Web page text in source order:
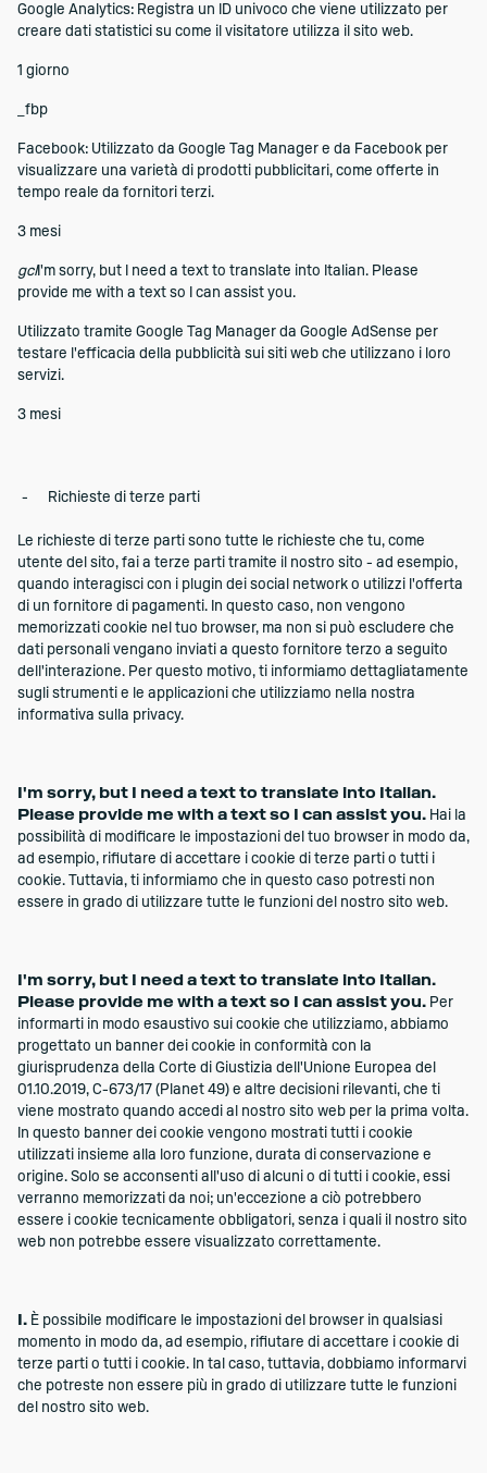
Google Analytics: Registra un ID univoco che viene utilizzato per
creare dati statistici su come il visitatore utilizza il sito web.
1 giorno
_fbp
Facebook: Utilizzato da Google Tag Manager e da Facebook per
visualizzare una varietà di prodotti pubblicitari, come offerte in
tempo reale da fornitori terzi.
3 mesi
gclI'm sorry, but I need a text to translate into Italian. Please
provide me with a text so I can assist you.
Utilizzato tramite Google Tag Manager da Google AdSense per
testare l'efficacia della pubblicità sui siti web che utilizzano i loro
servizi.
3 mesi
Richieste di terze parti
Le richieste di terze parti sono tutte le richieste che tu, come
utente del sito, fai a terze parti tramite il nostro sito - ad esempio,
quando interagisci con i plugin dei social network o utilizzi l'offerta
di un fornitore di pagamenti. In questo caso, non vengono
memorizzati cookie nel tuo browser, ma non si può escludere che
dati personali vengano inviati a questo fornitore terzo a seguito
dell'interazione. Per questo motivo, ti informiamo dettagliatamente
sugli strumenti e le applicazioni che utilizziamo nella nostra
informativa sulla privacy.
I'm sorry, but I need a text to translate into Italian.
Please provide me with a text so I can assist you. Hai la
possibilità di modificare le impostazioni del tuo browser in modo da,
ad esempio, rifiutare di accettare i cookie di terze parti o tutti i
cookie. Tuttavia, ti informiamo che in questo caso potresti non
essere in grado di utilizzare tutte le funzioni del nostro sito web.
I'm sorry, but I need a text to translate into Italian.
Please provide me with a text so I can assist you. Per
informarti in modo esaustivo sui cookie che utilizziamo, abbiamo
progettato un banner dei cookie in conformità con la
giurisprudenza della Corte di Giustizia dell'Unione Europea del
01.10.2019, C-673/17 (Planet 49) e altre decisioni rilevanti, che ti
viene mostrato quando accedi al nostro sito web per la prima volta.
In questo banner dei cookie vengono mostrati tutti i cookie
utilizzati insieme alla loro funzione, durata di conservazione e
origine. Solo se acconsenti all'uso di alcuni o di tutti i cookie, essi
verranno memorizzati da noi; un'eccezione a ciò potrebbero
essere i cookie tecnicamente obbligatori, senza i quali il nostro sito
web non potrebbe essere visualizzato correttamente.
I. È possibile modificare le impostazioni del browser in qualsiasi
momento in modo da, ad esempio, rifiutare di accettare i cookie di
terze parti o tutti i cookie. In tal caso, tuttavia, dobbiamo informarvi
che potreste non essere più in grado di utilizzare tutte le funzioni
del nostro sito web.